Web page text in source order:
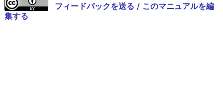
フィードバックを送る / このマニュアルを編
集する